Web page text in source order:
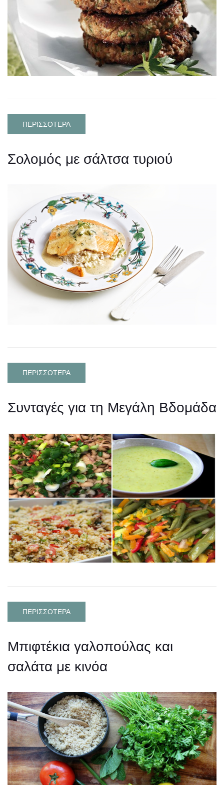
ΠΕΡΙΣΣΟΤΕΡΑ
Σολομός με σάλτσα τυριού
ΠΕΡΙΣΣΟΤΕΡΑ
Συνταγές για τη Μεγάλη Βδομάδα
ΠΕΡΙΣΣΟΤΕΡΑ
Mπιφτέκια γαλοπούλας και
σαλάτα με κινόα